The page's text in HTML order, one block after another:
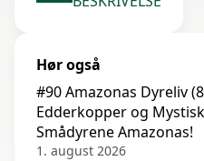
Hør også
#90 Amazonas Dyreliv
Edderkopper og
Smådyrene Amazonas!
1. august 2026